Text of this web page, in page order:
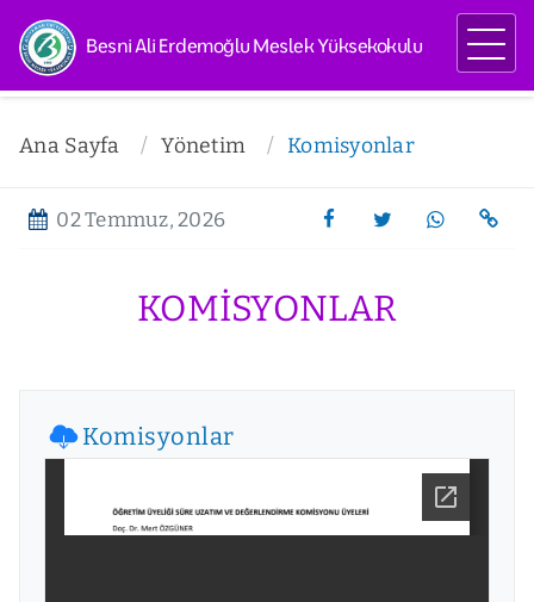
Besni Ali Erdemoğlu Meslek Yüksekokulu
Ana Sayfa Yönetim Komisyonlar
02 Temmuz, 2026
KOMISYONLAR
Komisyonlar